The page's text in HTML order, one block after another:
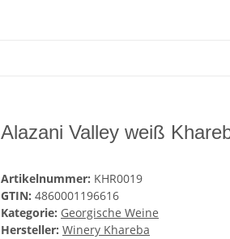
Alazani Valley weiß
Artikelnummer: KHR0019
GTIN: 4860001196616
Kategorie: Georgische Weine
Hersteller: Winery Khareba